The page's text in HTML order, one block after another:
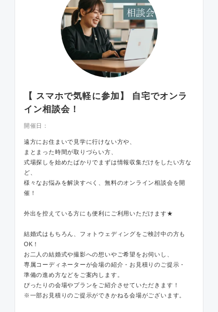
【 スマホで気軽に参加】 自宅でオンラ
イン相談会！
開催日：
遠方にお住まいで見学に行けない方や、
まとまった時間が取りづらい方、
式場探しを始めたばかりでまずは情報収集だけをしたい方な
ど、
様々なお悩みを解決すべく、無料のオンライン相談会を開
催！
外出を控えている方にも便利にご利用いただけます★
結婚式はもちろん、フォトウェディングをご検討中の方も
OK！
お二人の結婚式や撮影への想いやご希望をお伺いし、
専属コーディネーターが会場の紹介・お見積りのご提示・
準備の進め方などをご案内します。
ぴったりの会場やプランをご紹介させていただきます！
※一部お見積りのご提示ができかねる会場がございます。